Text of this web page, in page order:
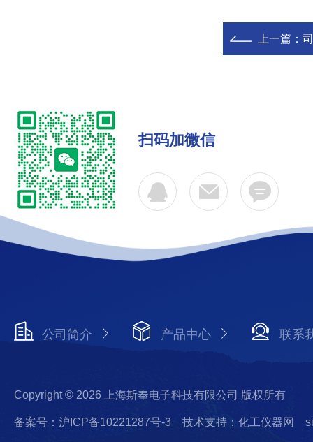
上一篇：
扫码加微信
公司简介 产品中心 联系
Copyright © 2026 上海斯奉电子科技有限公司 版权所有
备案号：沪ICP备10221287号-3 技术支持：化工仪器网